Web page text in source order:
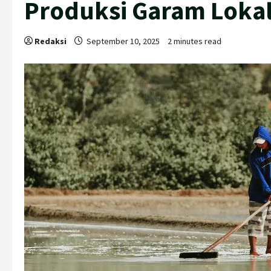
Produksi Garam
Redaksi September 10, 2025 2 minutes read